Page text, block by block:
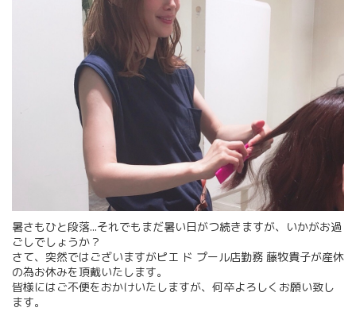
暑さもひと段落...それでもまだ暑い日がつ続きますが、いかがお過
ごしでしょうか？
さて、突然ではございますがピエ ド プール店勤務 藤牧貴子が産休
の為お休みを頂戴いたします。
皆様にはご不便をおかけいたしますが、何卒よろしくお願い致し
ます。